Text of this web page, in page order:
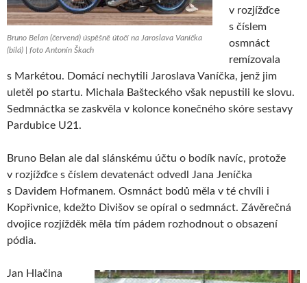
Bruno Belan (červená) úspěšně útočí na Jaroslava Vaníčka
(bílá) | foto Antonín Škach
v rozjížďce
s číslem
osmnáct
remízovala
s Markétou. Domácí nechytili Jaroslava Vaníčka, jenž jim
uletěl po startu. Michala Bašteckého však nepustili ke slovu.
Sedmnáctka se zaskvěla v kolonce konečného skóre sestavy
Pardubice U21.
Bruno Belan ale dal slánskému účtu o bodík navíc, protože
v rozjížďce s číslem devatenáct odvedl Jana Jeníčka
s Davidem Hofmanem. Osmnáct bodů měla v té chvíli i
Kopřivnice, kdežto Divišov se opíral o sedmnáct. Závěrečná
dvojice rozjížděk měla tím pádem rozhodnout o obsazení
pódia.
Jan Hlačina